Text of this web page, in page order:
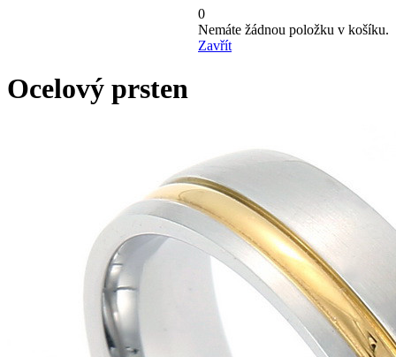
0
Nemáte žádnou položku v košíku.
Zavřít
Ocelový prsten